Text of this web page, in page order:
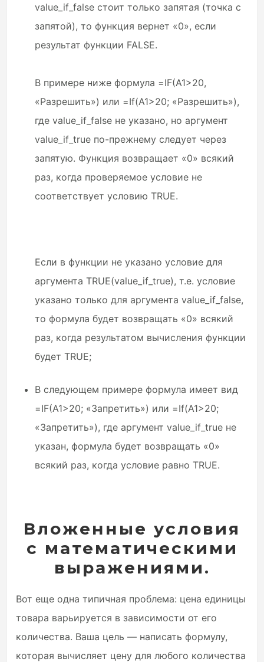
value_if_false стоит только запятая (точка с
запятой), то функция вернет «0», если
результат функции FALSE.
В примере ниже формула =IF(A1>20,
«Разрешить») или =If(A1>20; «Разрешить»),
где value_if_false не указано, но аргумент
value_if_true по-прежнему следует через
запятую. Функция возвращает «0» всякий
раз, когда проверяемое условие не
соответствует условию TRUE.
Если в функции не указано условие для
аргумента TRUE(value_if_true), т.е. условие
указано только для аргумента value_if_false,
то формула будет возвращать «0» всякий
раз, когда результатом вычисления функции
будет TRUE;
В следующем примере формула имеет вид
=IF(A1>20; «Запретить») или =If(A1>20;
«Запретить»), где аргумент value_if_true не
указан, формула будет возвращать «0»
всякий раз, когда условие равно TRUE.
Вложенные условия
с математическими
выражениями.
Вот еще одна типичная проблема: цена единицы
товара варьируется в зависимости от его
количества. Ваша цель — написать формулу,
которая вычисляет цену для любого количества